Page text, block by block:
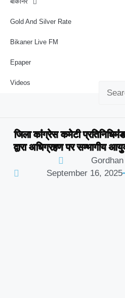
Gold And Silver Rate
Bikaner Live FM
Epaper
Videos
जिला कांग्रेस कमेटी
द्वारा अधिग्रहण पर सम्भागीय
September 16, 2025